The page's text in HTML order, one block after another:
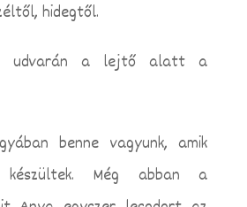
hidegtől.
udvarán a lejtő alatt a
benne vagyunk, amik
készültek. Még abban a